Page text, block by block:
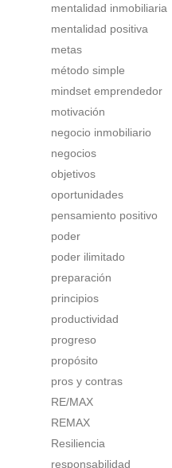
mentalidad inmobiliaria
mentalidad positiva
metas
método simple
mindset emprendedor
motivación
negocio inmobiliario
negocios
objetivos
oportunidades
pensamiento positivo
poder
poder ilimitado
preparación
principios
productividad
progreso
propósito
pros y contras
RE/MAX
REMAX
Resiliencia
responsabilidad